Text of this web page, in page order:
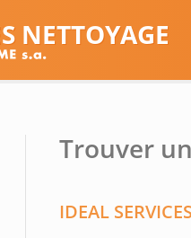
NETTOYAGE
Trouver
IDEAL